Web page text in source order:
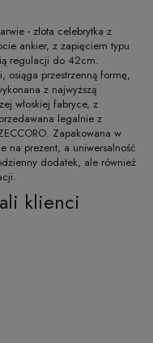
- złota celebrytka z
ankier, z zapięciem typu
regulacji do 42cm.
osiąga przestrzenną formę,
z najwyższą
włoskiej fabryce, z
legalnie z
Zapakowana w
na prezent, a uniwersalność
dodatek, ale również
klienci